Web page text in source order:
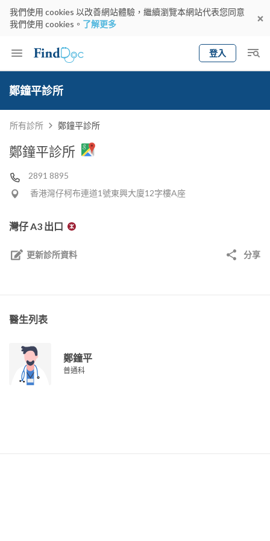
我們使用 cookies 以改善網站體驗，繼續瀏覽本網站代表您同意
我們使用 cookies。 了解更多
登入
Keyword
鄭鐘平診所
所有診所 鄭鐘平診所
鄭鐘平診所
2891 8895
香港灣仔柯布連道1號東興大廈12字樓A座
灣仔 A3 出口
更新診所資料 分享
醫生列表
鄭鐘平
普通科